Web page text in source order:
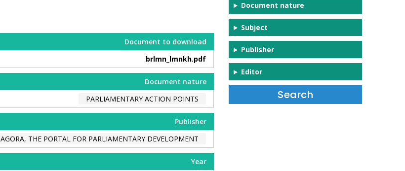
Document to download
brlmn_lmnkh.pdf
Document nature
PARLIAMENTARY ACTION POINTS
Publisher
AGORA, THE PORTAL FOR PARLIAMENTARY DEVELOPMENT
Year
Document nature
Subject
Publisher
Editor